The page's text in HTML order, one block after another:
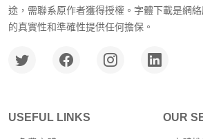
途，需聯系原作者獲得授權。字體下載是網
的真實性和準確性提供任何擔保。
USEFUL LINKS OUR